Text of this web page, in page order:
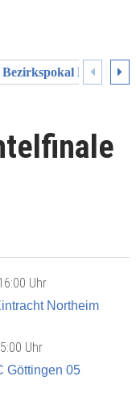
Bezirkspokal
Uhr
Northeim
Uhr
Göttingen 05